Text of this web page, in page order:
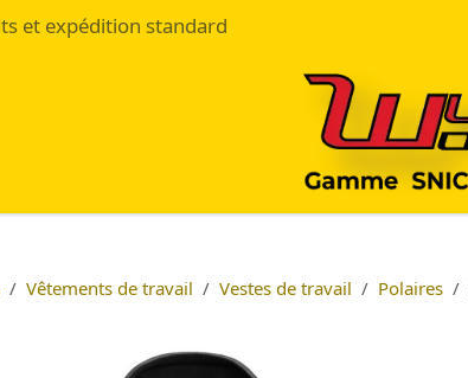
et expédition standard
Vêtements de travail Vestes de travail Polaires